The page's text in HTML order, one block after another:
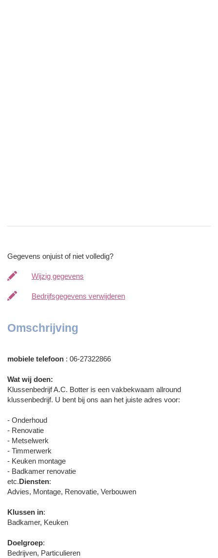
Gegevens onjuist of niet volledig?
Wijzig gegevens
Bedrijfsgegevens verwijderen
Omschrijving
mobiele telefoon : 06-27322866
Wat wij doen:
Klussenbedrijf A.C. Botter is een vakbekwaam allround
klussenbedrijf. U bent bij ons aan het juiste adres voor:
- Onderhoud
- Renovatie
- Metselwerk
- Timmerwerk
- Keuken montage
- Badkamer renovatie
etc.Diensten:
Advies, Montage, Renovatie, Verbouwen
Klussen in:
Badkamer, Keuken
Doelgroep:
Bedrijven, Particulieren